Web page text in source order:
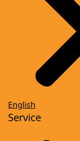
English
Service